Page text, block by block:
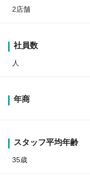
2店舗
社員数
人
年商
スタッフ平均年齢
35歳